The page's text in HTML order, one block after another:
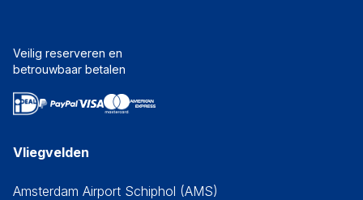
Veilig reserveren en
betrouwbaar betalen
Vliegvelden
Amsterdam Airport Schiphol (AMS)